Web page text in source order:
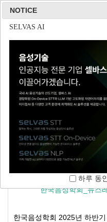
소식지
홈 / 커뮤니티 / 소식지
[한국음성학회]
한국음성학회 2026-
한국음성학회_뉴스
한국음성학회 2025년 하반
NOTICE
(주)사운드마인드
하루 동
NOTICE
(주)튜터러스랩스
하루 동
NOTICE
(주)리드스피커코리아
하루 동
NOTICE
SELVAS AI
하루 동